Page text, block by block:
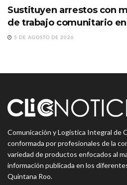
Sustituyen arrestos con
de trabajo comunitario
5 DE AGOSTO DE 2026
Comunicación y Logística Integral de
conformada por profesionales de la
variedad de productos enfocados al
información publicada en los
Quintana Roo.